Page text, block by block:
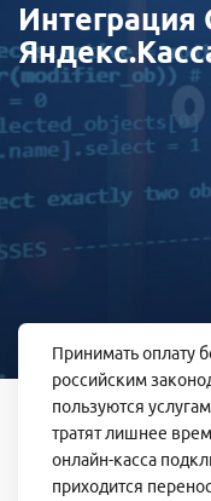
Интеграция
Принимать оплату
российским
пользуются
тратят лишнее
онлайн-касса
приходится